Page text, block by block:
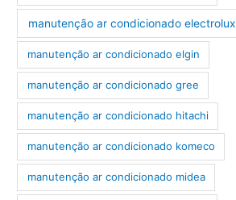
manutenção ar condicionado electrolux
manutenção ar condicionado elgin
manutenção ar condicionado gree
manutenção ar condicionado hitachi
manutenção ar condicionado komeco
manutenção ar condicionado midea